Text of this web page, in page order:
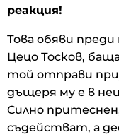
реакция!
Това обяви
Цецо Тосков,
той отправи
дъщеря му е в
Силно
съдействат, а